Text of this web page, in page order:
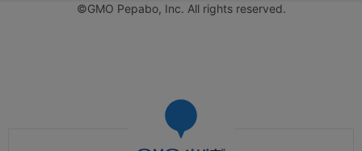
©GMO Pepabo, Inc. All rights reserved.